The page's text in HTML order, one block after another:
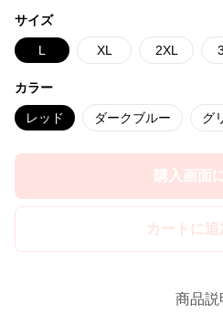
サイズ
L XL 2XL
カラー
レッド ダークブルー グ
購入画面
カートに追
商品説